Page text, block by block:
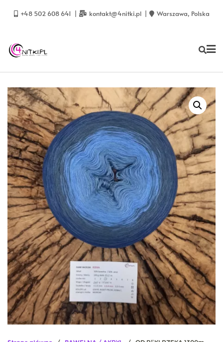
+48 502 608 641 kontakt@4nitki.pl Warszawa, Polska